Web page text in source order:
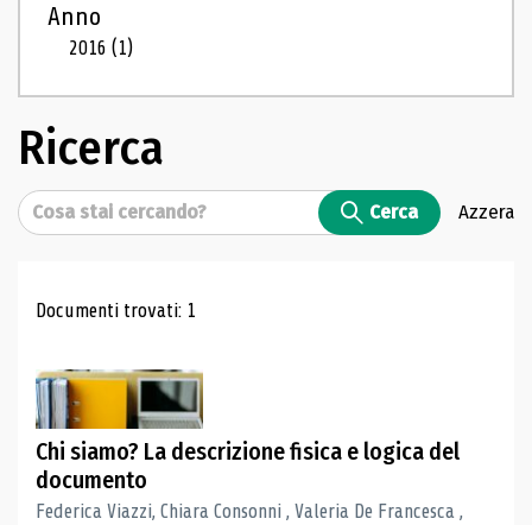
Anno
2016(1)
Ricerca
Cerca Cerca Azzera
Risultati di ricerca
Documenti trovati: 1
Chi siamo? La descrizione fisica e logica del
documento
Federica Viazzi, Chiara Consonni , Valeria De Francesca ,